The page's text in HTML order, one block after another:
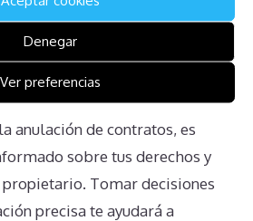
Denegar
Ver preferencias
viene con numerosos desafíos
significativamente tu satisfacción
Desde la imposibilidad de
hasta las
anulación de contratos, es
sobre tus derechos y
Tomar decisiones
precisa te ayudará a